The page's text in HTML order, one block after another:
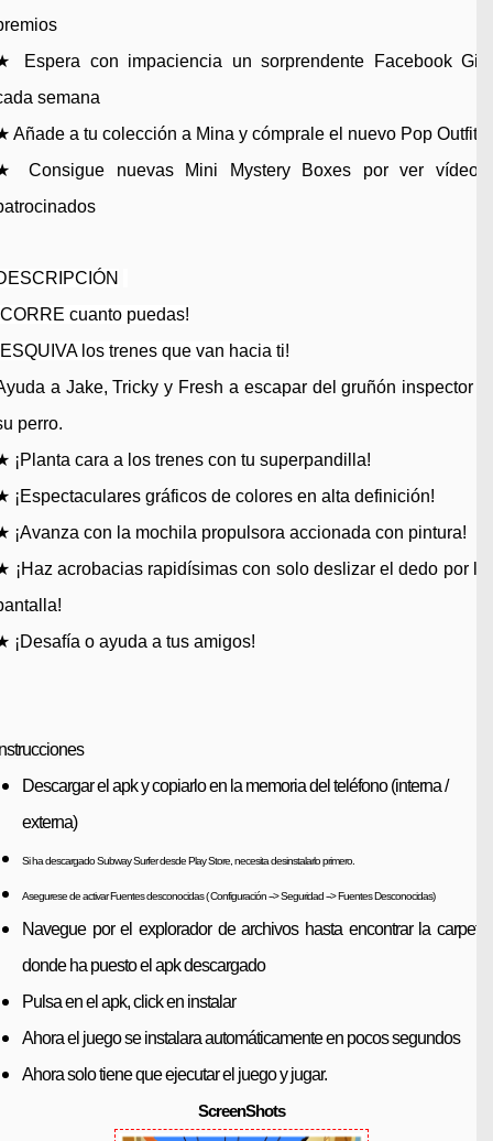
Espera con impaciencia un sorprendente Facebook Gift
semana
Añade a tu colección a Mina y cómprale el nuevo Pop Outfit
Consigue nuevas Mini Mystery Boxes por ver vídeos
cuanto puedas!
los trenes que van hacia ti!
a Jake, Tricky y Fresh a escapar del gruñón inspector y
perro.
¡Planta cara a los trenes con tu superpandilla!
¡Espectaculares gráficos de colores en alta definición!
¡Avanza con la mochila propulsora accionada con pintura!
¡Haz acrobacias rapidísimas con solo deslizar el dedo por la
¡Desafía o ayuda a tus amigos!
Descargar el apk y copiarlo en la memoria del teléfono (interna /
externa)
Si ha descargado Subway Surfer desde Play Store, necesita desinstalarlo primero.
Asegurese de activar Fuentes desconocidas ( Configuración --> Seguridad --> Fuentes Desconocidas)
Navegue por el explorador de archivos hasta encontrar la carpeta
donde ha puesto el apk descargado
Pulsa en el apk, click en instalar
Ahora el juego se instalara automáticamente en pocos segundos
Ahora solo tiene que ejecutar el juego y jugar.
ScreenShots